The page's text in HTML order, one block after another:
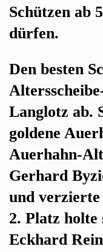
Schützen ab
dürfen.
Den besten
Langlotz ab.
goldene
Auerhahn-
Gerhard
und verzierte
2. Platz holte
Eckhard